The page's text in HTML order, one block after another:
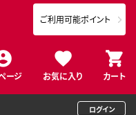
ージ お気に入り カート
ご利用可能ポイント
ログイン